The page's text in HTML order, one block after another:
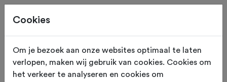
KASSEI STROOK Uden
Cookies
Om je bezoek aan onze websites optimaal te laten
verlopen, maken wij gebruik van cookies. Cookies om
het verkeer te analyseren en cookies om